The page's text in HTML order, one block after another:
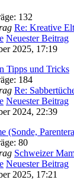
: 132
Re: Kreative
Neuester Beitrag
2025, 17:19
Tipps und Tricks
: 184
Re:
Neuester Beitrag
2024, 22:39
(Sonde,
: 80
Schweizer
Neuester Beitrag
2025, 17:21